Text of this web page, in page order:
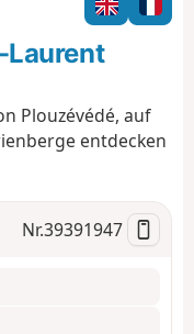
n
a
o
n
Laurent
Plouzévédé, auf
entdecken
Nr.39391947